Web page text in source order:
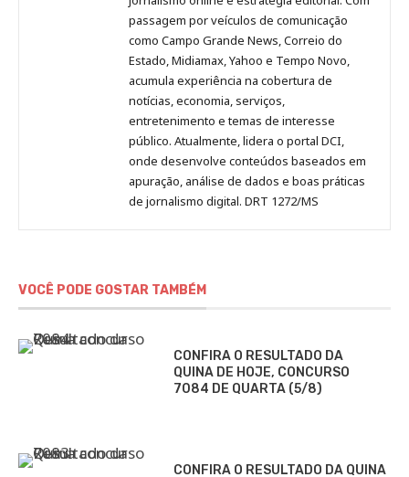
passagem por veículos de comunicação
como Campo Grande News, Correio do
Estado, Midiamax, Yahoo e Tempo Novo,
acumula experiência na cobertura de
notícias, economia, serviços,
entretenimento e temas de interesse
público. Atualmente, lidera o portal DCI,
onde desenvolve conteúdos baseados em
apuração, análise de dados e boas práticas
de jornalismo digital. DRT 1272/MS
VOCÊ PODE GOSTAR TAMBÉM
CONFIRA O RESULTADO DA
QUINA DE HOJE, CONCURSO
7084 DE QUARTA (5/8)
CONFIRA O RESULTADO DA QUINA